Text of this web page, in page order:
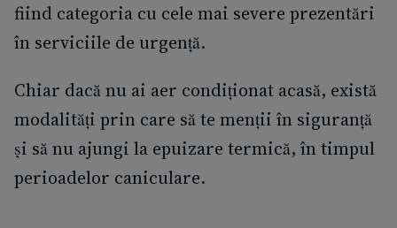
fiind categoria cu cele mai severe prezentări
în serviciile de urgență.
Chiar dacă nu ai aer condiționat acasă, există
modalități prin care să te menții în siguranță
și să nu ajungi la epuizare termică, în timpul
perioadelor caniculare.